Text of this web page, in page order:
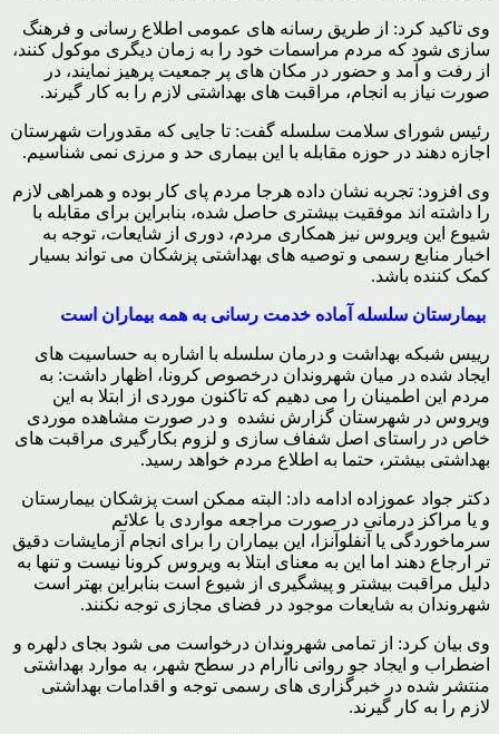
وی تاکید کرد: از طریق رسانه های عمومی اطلاع رسانی و فرهنگ
سازی شود که مردم مراسمات خود را به زمان دیگری موکول کنند،
از رفت و آمد و حضور در مکان های پر جمعیت پرهیز نمایند، در
صورت نیاز به انجام، مراقبت های بهداشتی لازم را به کار گیرند.
رئیس شورای سلامت سلسله گفت: تا جایی که مقدورات شهرستان
اجازه دهند در حوزه مقابله با این بیماری حد و مرزی نمی شناسیم.
وی افزود: تجربه نشان داده هرجا مردم پای کار بوده و همراهی لازم
را داشته اند موفقیت بیشتری حاصل شده، بنابراین برای مقابله با
شیوع این ویروس نیز همکاری مردم، دوری از شایعات، توجه به
اخبار منابع رسمی و توصیه های بهداشتی پزشکان می تواند بسیار
کمک کننده باشد.
بیمارستان سلسله آماده خدمت رسانی به همه بیماران است
رییس شبکه بهداشت و درمان سلسله با اشاره به حساسیت های
ایجاد شده در میان شهروندان درخصوص کرونا، اظهار داشت: به
مردم این اطمینان را می دهیم که تاکنون موردی از ابتلا به این
ویروس در شهرستان گزارش نشده و در صورت مشاهده موردی
خاص در راستای اصل شفاف سازی و لزوم بکارگیری مراقبت های
بهداشتی بیشتر، حتما به اطلاع مردم خواهد رسید.
دکتر جواد عموزاده ادامه داد: البته ممکن است پزشکان بیمارستان
و یا مراکز درمانی در صورت مراجعه مواردی با علائم
سرماخوردگی یا آنفلوآنزا، این بیماران را برای انجام آزمایشات دقیق
تر ارجاع دهند اما این به معنای ابتلا به ویروس کرونا نیست و تنها به
دلیل مراقبت بیشتر و پیشگیری از شیوع است بنابراین بهتر است
شهروندان به شایعات موجود در فضای مجازی توجه نکنند.
وی بیان کرد: از تمامی شهروندان درخواست می شود بجای دلهره و
اضطراب و ایجاد جو روانی ناآرام در سطح شهر، به موارد بهداشتی
منتشر شده در خبرگزاری های رسمی توجه و اقدامات بهداشتی
لازم را به کار گیرند.